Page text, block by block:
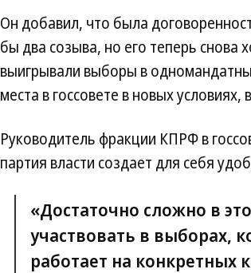
Он добавил, что была
бы два созыва, но его теперь снова
выигрывали выборы в
места в госсовете в новых
Руководитель фракции КПРФ в
партия власти создает для себя
«Достаточно сложно в
участвовать в выборах,
работает на